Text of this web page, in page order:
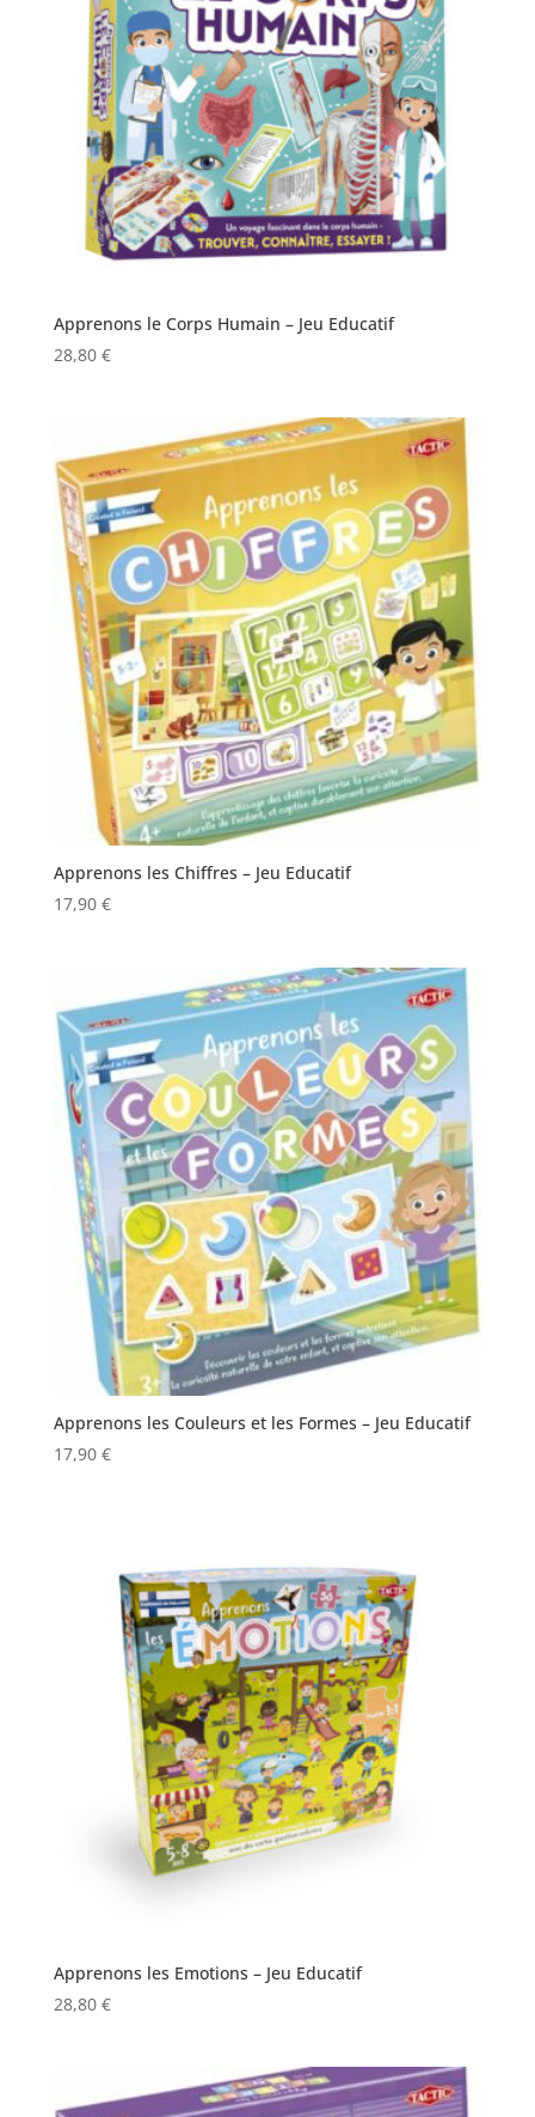
Apprenons le Corps Humain – Jeu Educatif
28,80 €
Apprenons les Chiffres – Jeu Educatif
17,90 €
Apprenons les Couleurs et les Formes – Jeu Educatif
17,90 €
Apprenons les Emotions – Jeu Educatif
28,80 €